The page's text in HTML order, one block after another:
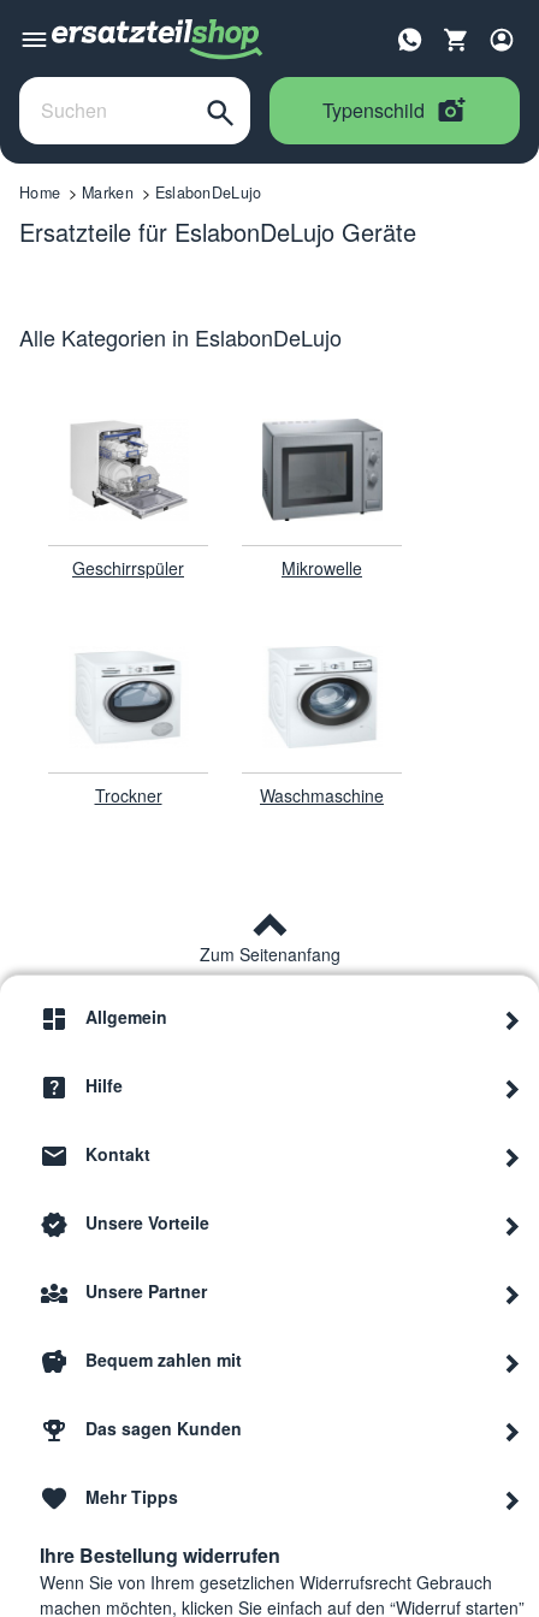
Typenschild
Home Marken EslabonDeLujo
Ersatzteile für EslabonDeLujo Geräte
Alle Kategorien in EslabonDeLujo
Geschirrspüler Mikrowelle
Trockner Waschmaschine
Zum Seitenanfang
Allgemein
Hilfe
Kontakt
Unsere Vorteile
Unsere Partner
Bequem zahlen mit
Das sagen Kunden
Mehr Tipps
Ihre Bestellung widerrufen
Wenn Sie von Ihrem gesetzlichen Widerrufsrecht Gebrauch
machen möchten, klicken Sie einfach auf den “Widerruf starten”